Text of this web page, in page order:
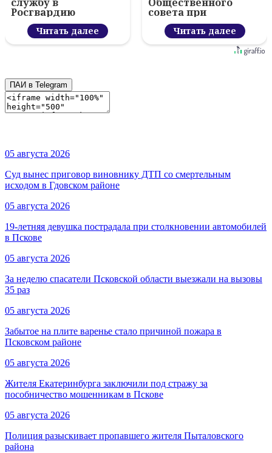
службу в
Росгвардию
Читать далее
Общественного
совета при
министерстве
молодёжной
политики Псковской
Читать далее
ПАИ в Telegram
05 августа 2026
Суд вынес приговор виновнику ДТП со смертельным
исходом в Гдовском районе
05 августа 2026
19-летняя девушка пострадала при столкновении автомобилей
в Пскове
05 августа 2026
За неделю спасатели Псковской области выезжали на вызовы
35 раз
05 августа 2026
Забытое на плите варенье стало причиной пожара в
Псковском районе
05 августа 2026
Жителя Екатеринбурга заключили под стражу за
пособничество мошенникам в Пскове
05 августа 2026
Полиция разыскивает пропавшего жителя Пыталовского
района